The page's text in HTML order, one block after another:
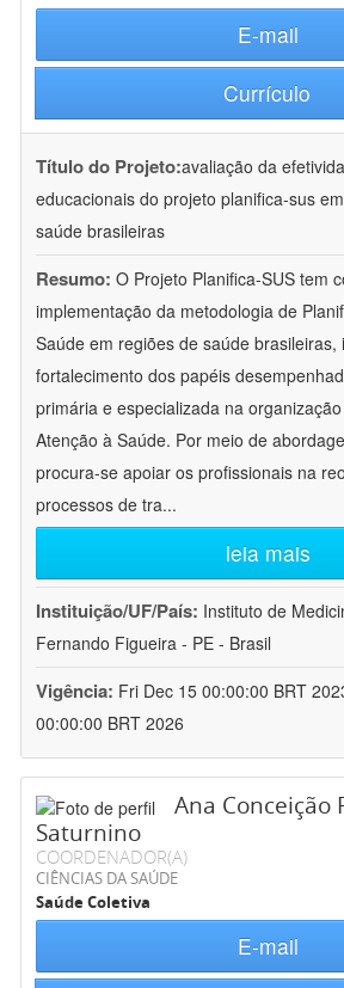
E-mail
Currículo
Título do Projeto:avaliação da
educacionais do projeto planifica-sus
saúde brasileiras
Resumo: O Projeto Planifica-SUS tem
implementação da metodologia de
Saúde em regiões de saúde brasileiras,
fortalecimento dos papéis
primária e especializada na
Atenção à Saúde. Por meio de
procura-se apoiar os profissionais na
processos de tra...
leia mais
Instituição/UF/País: Instituto de
Fernando Figueira - PE - Brasil
Vigência: Fri Dec 15 00:00:00 BRT
00:00:00 BRT 2026
Ana Conceição
Saturnino
COORDENADOR(A)
CIÊNCIAS DA SAÚDE
Saúde Coletiva
E-mail